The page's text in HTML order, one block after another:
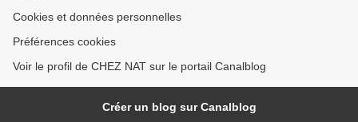
Cookies et données personnelles
Préférences cookies
Voir le profil de CHEZ NAT sur le portail Canalblog
Créer un blog sur Canalblog